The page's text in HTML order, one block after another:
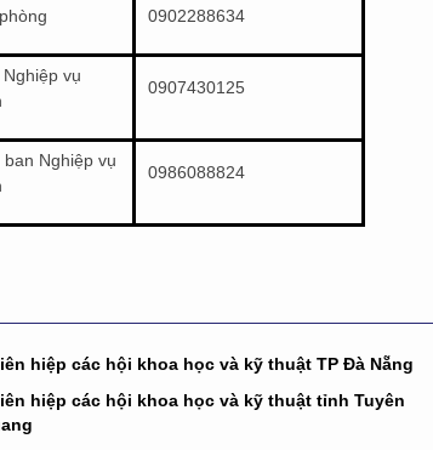
0902288634
vụ
0907430125
Nghiệp vụ
0986088824
hiệp các hội khoa học và kỹ thuật TP Đà Nẵng
hiệp các hội khoa học và kỹ thuật tỉnh Tuyên